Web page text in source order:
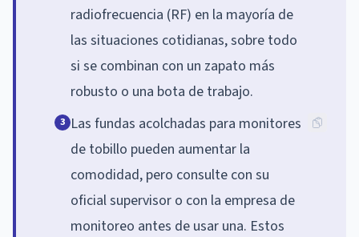
radiofrecuencia (RF) en la mayoría de
las situaciones cotidianas, sobre todo
si se combinan con un zapato más
robusto o una bota de trabajo.
3 Las fundas acolchadas para monitores
de tobillo pueden aumentar la
comodidad, pero consulte con su
oficial supervisor o con la empresa de
monitoreo antes de usar una. Estos